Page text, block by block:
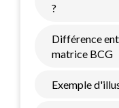
?
Différence
matrice BCG
Exemple